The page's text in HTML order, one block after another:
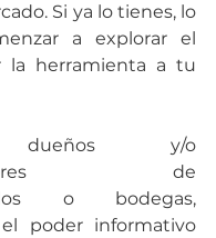
Si ya lo tienes, lo
a explorar el
la herramienta a tu
dueños y/o
de
o bodegas,
poder informativo